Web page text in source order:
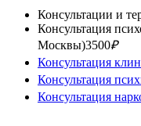
Консультации и
Консультация
Москвы)3500₽
Консультация
Консультация
Консультация